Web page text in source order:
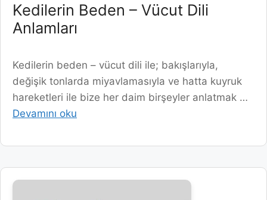
Kedilerin Beden – Vücut Dili
Anlamları
Kedilerin beden – vücut dili ile; bakışlarıyla,
değişik tonlarda miyavlamasıyla ve hatta kuyruk
hareketleri ile bize her daim birşeyler anlatmak …
Devamını oku